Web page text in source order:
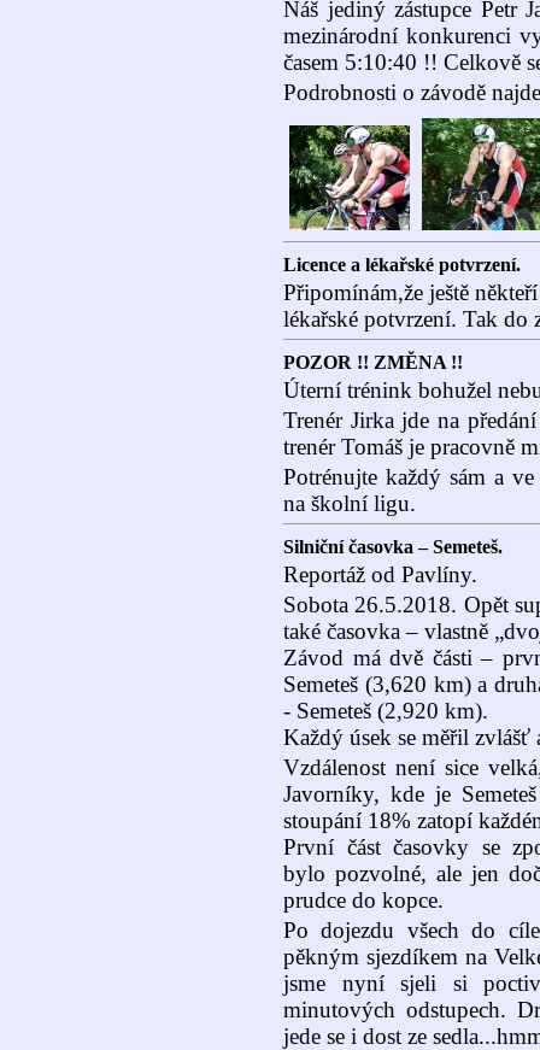
Náš jediný zástupce Petr
mezinárodní konkurenci
časem 5:10:40 !! Celkově
Podrobnosti o závodě
Licence a lékařské potvrzení.
Připomínám,že ještě
lékařské potvrzení. Tak
POZOR !! ZMĚNA !!
Úterní trénink bohužel
Trenér Jirka jde na
trenér Tomáš je pracovně
Potrénujte každý sám a
na školní ligu.
Silniční časovka – Semeteš.
Reportáž od Pavlíny.
Sobota 26.5.2018. Opět
také časovka – vlastně
Závod má dvě části –
Semeteš (3,620 km) a
- Semeteš (2,920 km).
Každý úsek se měřil zvlášť
Vzdálenost není sice
Javorníky, kde je
stoupání 18% zatopí
První část časovky se
bylo pozvolné, ale jen
prudce do kopce.
Po dojezdu všech do
pěkným sjezdíkem na
jsme nyní sjeli si
minutových odstupech.
jede se i dost ze